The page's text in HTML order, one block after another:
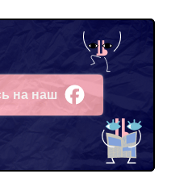
на наш